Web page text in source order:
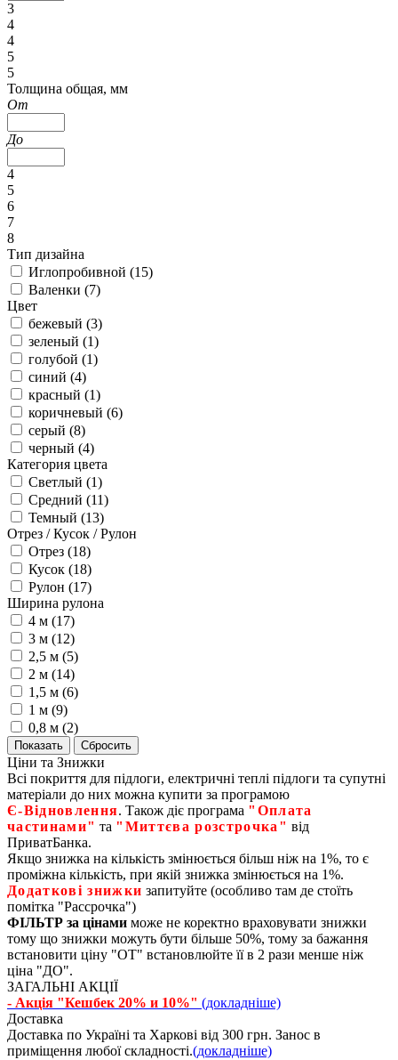
3
4
4
5
5
Толщина общая, мм
От
До
4
5
6
7
8
Тип дизайна
Иглопробивной (15)
Валенки (7)
Цвет
бежевый (3)
зеленый (1)
голубой (1)
синий (4)
красный (1)
коричневый (6)
серый (8)
черный (4)
Категория цвета
Светлый (1)
Средний (11)
Темный (13)
Отрез / Кусок / Рулон
Отрез (18)
Кусок (18)
Рулон (17)
Ширина рулона
4 м (17)
3 м (12)
2,5 м (5)
2 м (14)
1,5 м (6)
1 м (9)
0,8 м (2)
Ціни та Знижки
Всі покриття для підлоги, електричні теплі підлоги та супутні
матеріали до них можна купити за програмою
Є‑Відновлення. Також діє програма "Оплата
частинами" та "Миттєва розстрочка" від
ПриватБанка.
Якщо знижка на кількість змінюється більш ніж на 1%, то є
проміжна кількість, при якій знижка змінюється на 1%.
Додаткові знижки запитуйте (особливо там де стоїть
помітка "Рассрочка")
ФІЛЬТР за цінами може не коректно враховувати знижки
тому що знижки можуть бути більше 50%, тому за бажання
встановити ціну "ОТ" встановлюйте її в 2 рази менше ніж
ціна "ДО".
ЗАГАЛЬНІ АКЦІЇ
- Акція "Кешбек 20% и 10%" (докладніше)
Доставка
Доставка по Україні та Харкові від 300 грн. Занос в
приміщення любої складності.(докладніше)